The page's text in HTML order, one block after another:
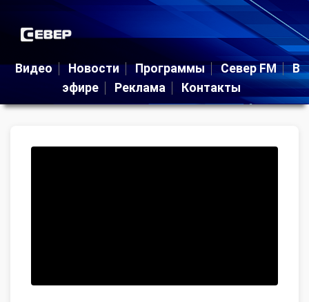
Видео Новости Программы Север FM
В
эфире
Реклама Контакты